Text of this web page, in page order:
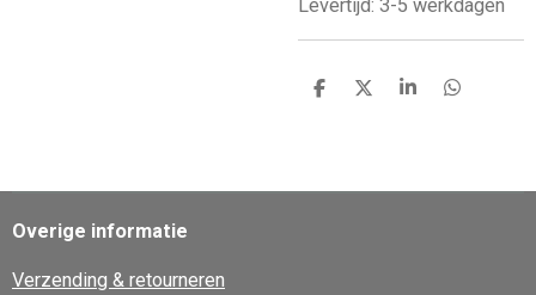
Levertijd: 3-5 werkdagen
D
D
S
D
Overige informatie
Verzending & retourneren